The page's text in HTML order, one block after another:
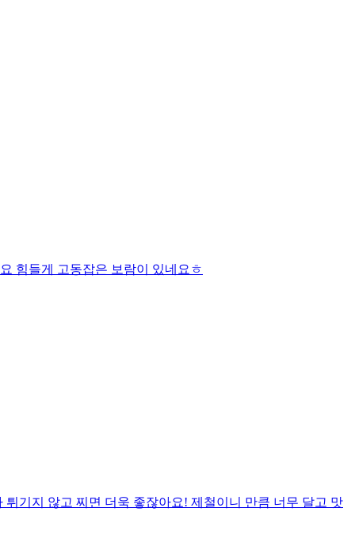
힘들게 고동잡은 보람이 있네요ㅎ
기지 않고 찌면 더욱 좋잖아요! 제철이니 만큼 너무 달고 맛